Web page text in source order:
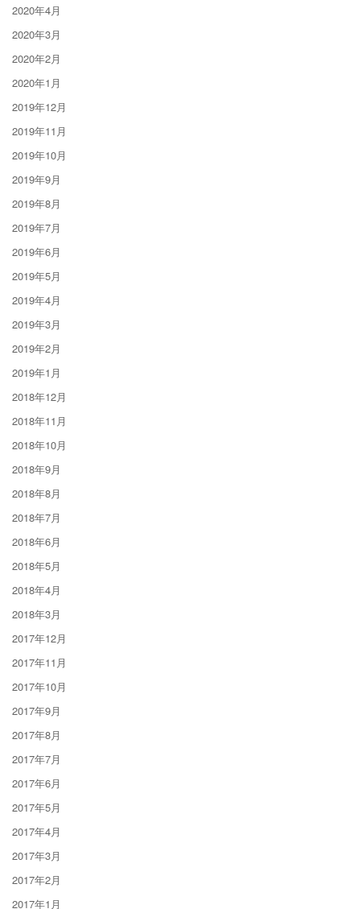
2020年4月
2020年3月
2020年2月
2020年1月
2019年12月
2019年11月
2019年10月
2019年9月
2019年8月
2019年7月
2019年6月
2019年5月
2019年4月
2019年3月
2019年2月
2019年1月
2018年12月
2018年11月
2018年10月
2018年9月
2018年8月
2018年7月
2018年6月
2018年5月
2018年4月
2018年3月
2017年12月
2017年11月
2017年10月
2017年9月
2017年8月
2017年7月
2017年6月
2017年5月
2017年4月
2017年3月
2017年2月
2017年1月